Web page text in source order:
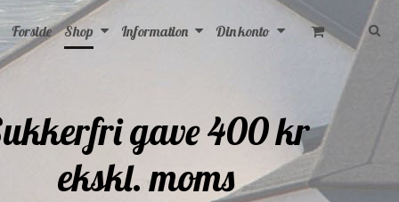
Forside Shop Information Din konto
gave 400 kr
ekskl. moms